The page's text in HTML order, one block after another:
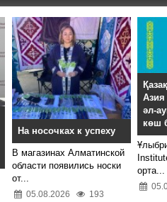
На носочках к успеху
В магазинах Алматинской
области появились носки
от...
05.08.2026 193
Азия
әл-
көш
орта...